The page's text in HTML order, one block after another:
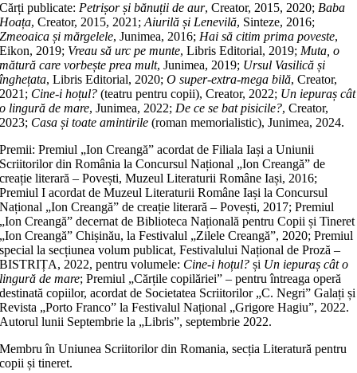
Cărți publicate: Petrișor și bănuții de aur, Creator, 2015, 2020; Baba
Hoața, Creator, 2015, 2021;Aiurilă și Lenevilă, Sinteze, 2016;
Zmeoaica și mărgelele, Junimea, 2016; Hai să citim prima poveste,
Eikon, 2019; Vreau să urc pe munte, Libris Editorial, 2019; Muta, o
mătură care vorbește prea mult, Junimea, 2019; Ursul Vasilică și
înghețata, Libris Editorial, 2020; O super-extra-mega bilă, Creator,
2021; Cine-i hoțul? (teatru pentru copii), Creator, 2022; Un iepuraș cât
o lingură de mare, Junimea, 2022; De ce se bat pisicile?, Creator,
2023; Casa și toate amintirile (roman memorialistic), Junimea, 2024.
Premii: Premiul „Ion Creangă” acordat de Filiala Iași a Uniunii
Scriitorilor din România la Concursul Național „Ion Creangă” de
creație literară – Povești, Muzeul Literaturii Române Iași, 2016;
Premiul I acordat de Muzeul Literaturii Române Iași la Concursul
Național „Ion Creangă” de creație literară – Povești, 2017; Premiul
„Ion Creangă” decernat de Biblioteca Națională pentru Copii și Tineret
„Ion Creangă” Chișinău, la Festivalul „Zilele Creangă”, 2020; Premiul
special la secțiunea volum publicat, Festivalului Național de Proză –
BISTRIȚA, 2022, pentru volumele: Cine-i hoțul? și Un iepuraș cât o
lingură de mare; Premiul „Cărțile copilăriei” – pentru întreaga operă
destinată copiilor, acordat de Societatea Scriitorilor „C. Negri” Galați și
Revista „Porto Franco” la Festivalul Național „Grigore Hagiu”, 2022.
Autorul lunii Septembrie la „Libris”, septembrie 2022.
Membru în Uniunea Scriitorilor din Romania, secția Literatură pentru
copii și tineret.